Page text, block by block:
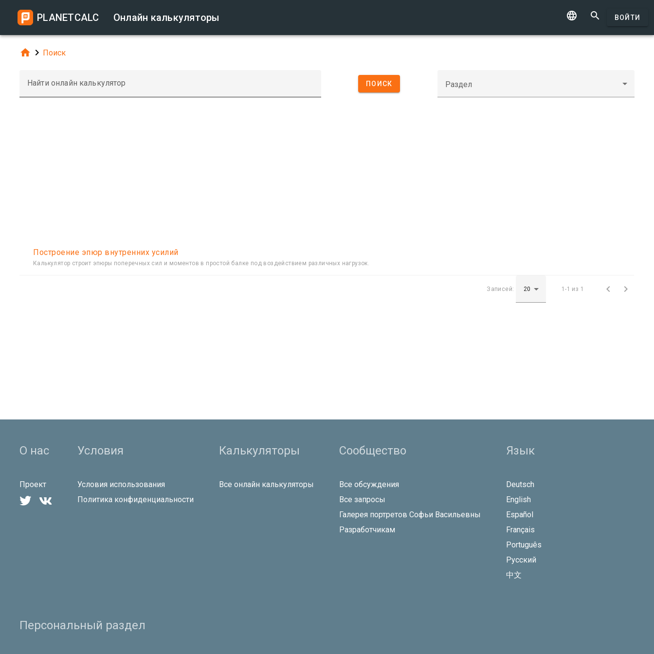
PLANETCALC Онлайн калькуляторы   ВОЙТИ
  Поиск
Найти онлайн калькулятор ПОИСК Раздел
Построение эпюр внутренних усилий
Калькулятор строит эпюры поперечных сил и моментов в простой балке под воздействием различных нагрузок.
Записей: 1-1 из 1  
О нас
Проект
 
Условия
Условия использования
Политика конфиденциальности
Калькуляторы
Все онлайн калькуляторы
Сообщество
Все обсуждения
Все запросы
Галерея портретов Софьи Васильевны
Разработчикам
Язык
Deutsch
English
Español
Français
Português
Русский
中文
Персональный раздел